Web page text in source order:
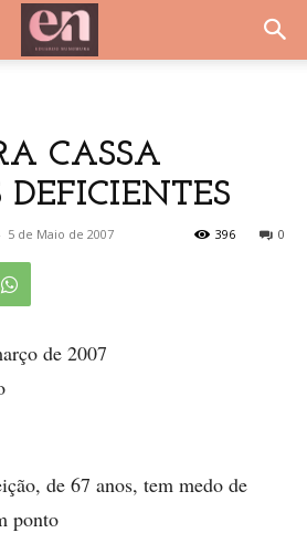
CASSA
5 de Maio de 2007 0
396
de 2007
de 67 anos, tem medo de
ponto